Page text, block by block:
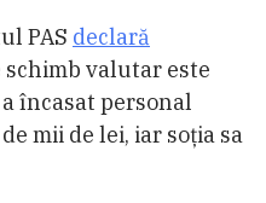
PAS declară
schimb valutar este
încasat personal
mii de lei, iar soția sa